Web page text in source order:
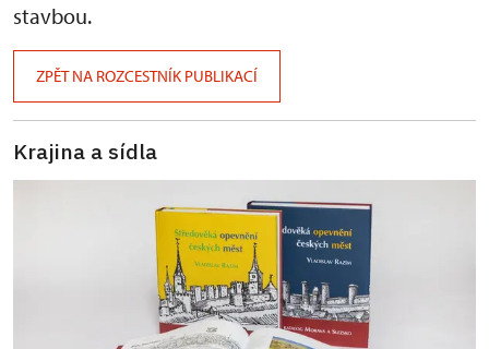
stavbou.
ZPĚT NA ROZCESTNÍK PUBLIKACÍ
Krajina a sídla